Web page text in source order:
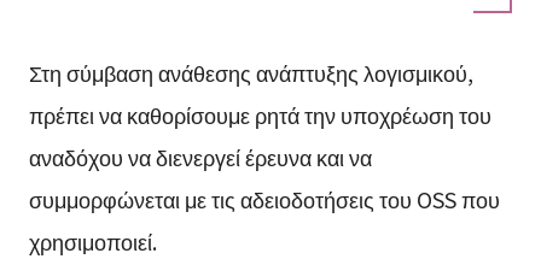
Στη σύμβαση ανάθεσης ανάπτυξης λογισμικού,
πρέπει να καθορίσουμε ρητά την υποχρέωση του
αναδόχου να διενεργεί έρευνα και να
συμμορφώνεται με τις αδειοδοτήσεις του OSS που
χρησιμοποιεί.